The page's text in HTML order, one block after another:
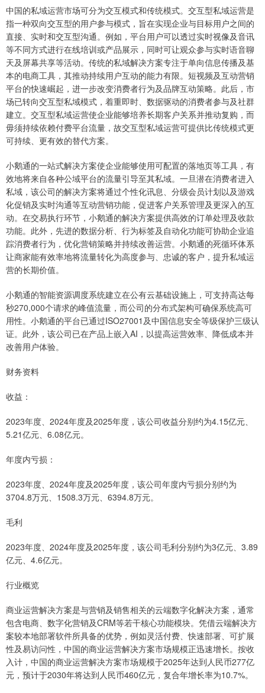
中国的私域运营市场可分为交互模式和传统模式。交互型私域运营是
指一种双向交互型的用户参与模式，旨在实现企业与目标用户之间的
直接、实时和交互型沟通。例如，平台用户可以透过实时视像及音讯
等不同方式进行在线培训或产品展示，同时可让观众参与实时语音聊
天及屏幕共享等活动。传统的私域解决方案专注于单向信息传播及基
本的电商工具，其推动持续用户互动的能力有限。短视频及互动营销
平台的快速崛起，进一步改变消费者行为及品牌互动策略。此后，市
场已转向交互型私域模式，着重即时、数据驱动的消费者参与及社群
建立。交互型私域运营使企业能够培养长期客户关系并推动复购，而
毋须持续依赖付费平台流量，故交互型私域运营可提供比传统模式更
可持续、更有效的替代方案。
小鹅通的一站式解决方案使企业能够使用可配置的落地页等工具，有
效地将来自各种公域平台的流量引导至其私域。一旦潜在消费者进入
私域，该公司的解决方案将通过个性化讯息、分级会员计划以及游戏
化促销及实时沟通等互动营销功能，促进客户关系管理及更深入的互
动。在交易执行环节，小鹅通的解决方案提供高效的订单处理及收款
功能。此外，先进的数据分析、行为标签及自动化功能可协助企业追
踪消费者行为，优化营销策略并持续改善运营。小鹅通的死循环体系
让商家能有效率地将流量转化为高度参与、忠诚的客户，提升私域运
营的长期价值。
小鹅通的智能资源调度系统建立在公有云基础设施上，可支持高达每
秒270,000个请求的峰值流量，而公司的分布式架构可确保系统高可
用性。小鹅通的平台已通过ISO27001及中国信息安全等级保护三级认
证。此外，该公司已在产品上嵌入AI，以提高运营效率、降低成本并
改善用户体验。
财务资料
收益：
2023年度、2024年度及2025年度，该公司收益分别约为4.15亿元、
5.21亿元、6.08亿元。
年度内亏损：
2023年度、2024年度及2025年度，该公司年度内亏损分别约为
3704.8万元、1508.3万元、6394.8万元。
毛利
2023年度、2024年度及2025年度，该公司毛利分别约为3亿元、3.89
亿元、4.6亿元。
行业概览
商业运营解决方案是与营销及销售相关的云端数字化解决方案，通常
包含电商、数字化营销及CRM等若干核心功能模块。凭借云端解决方
案较本地部署软件所具备的优势，例如灵活付费、快速部署、可扩展
性及易访问性，中国的商业运营解决方案市场规模正迅速增长。按收
入计，中国的商业运营解决方案市场规模于2025年达到人民币277亿
元，预计于2030年将达到人民币460亿元，复合年增长率为10.7%。